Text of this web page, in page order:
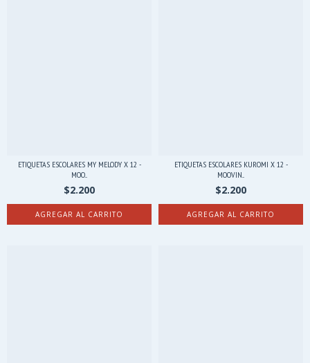
ETIQUETAS ESCOLARES MY MELODY X 12 -
MOO...
$2.200
ETIQUETAS ESCOLARES KUROMI X 12 -
MOOVIN...
$2.200